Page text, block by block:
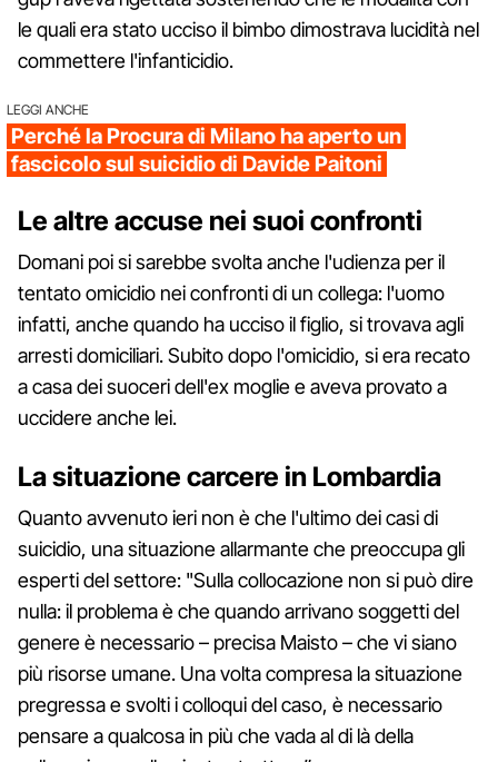
le quali era stato ucciso il bimbo dimostrava lucidità nel
commettere l'infanticidio.
LEGGI ANCHE
Perché la Procura di Milano ha aperto un
fascicolo sul suicidio di Davide Paitoni
Le altre accuse nei suoi confronti
Domani poi si sarebbe svolta anche l'udienza per il
tentato omicidio nei confronti di un collega: l'uomo
infatti, anche quando ha ucciso il figlio, si trovava agli
arresti domiciliari. Subito dopo l'omicidio, si era recato
a casa dei suoceri dell'ex moglie e aveva provato a
uccidere anche lei.
La situazione carcere in Lombardia
Quanto avvenuto ieri non è che l'ultimo dei casi di
suicidio, una situazione allarmante che preoccupa gli
esperti del settore: "Sulla collocazione non si può dire
nulla: il problema è che quando arrivano soggetti del
genere è necessario – precisa Maisto – che vi siano
più risorse umane. Una volta compresa la situazione
pregressa e svolti i colloqui del caso, è necessario
pensare a qualcosa in più che vada al di là della